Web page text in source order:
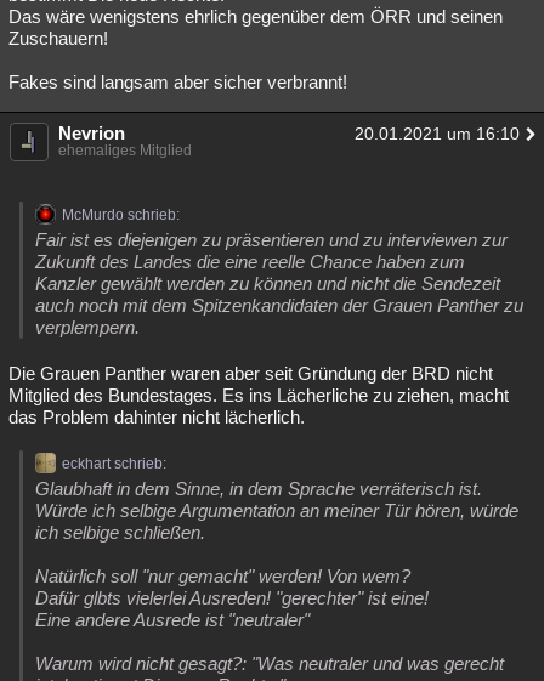
Das wäre wenigstens ehrlich gegenüber dem ÖRR und seinen
Zuschauern!
Fakes sind langsam aber sicher verbrannt!
Nevrion 20.01.2021 um 16:10
ehemaliges Mitglied
McMurdo schrieb:
Fair ist es diejenigen zu präsentieren und zu interviewen zur
Zukunft des Landes die eine reelle Chance haben zum
Kanzler gewählt werden zu können und nicht die Sendezeit
auch noch mit dem Spitzenkandidaten der Grauen Panther zu
verplempern.
Die Grauen Panther waren aber seit Gründung der BRD nicht
Mitglied des Bundestages. Es ins Lächerliche zu ziehen, macht
das Problem dahinter nicht lächerlich.
eckhart schrieb:
Glaubhaft in dem Sinne, in dem Sprache verräterisch ist.
Würde ich selbige Argumentation an meiner Tür hören, würde
ich selbige schließen.
Natürlich soll "nur gemacht" werden! Von wem?
Dafür glbts vielerlei Ausreden! "gerechter" ist eine!
Eine andere Ausrede ist "neutraler"
Warum wird nicht gesagt?: "Was neutraler und was gerecht